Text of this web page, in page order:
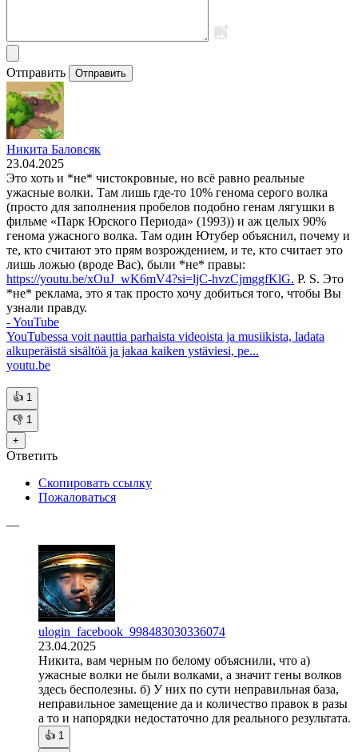
Отправить Отправить
Никита Баловсяк
23.04.2025
Это хоть и *не* чистокровные, но всë равно реальные
ужасные волки. Там лишь где-то 10% генома серого волка
(просто для заполнения пробелов подобно генам лягушки в
фильме «Парк Юрского Периода» (1993)) и аж целых 90%
генома ужасного волка. Там один Ютубер объяснил, почему и
те, кто считают это прям возрождением, и те, кто считает это
лишь ложью (вроде Вас), были *не* правы:
https://youtu.be/xOuJ_wK6mV4?si=ljC-hvzCjmggfKlG. P. S. Это
*не* реклама, это я так просто хочу добиться того, чтобы Вы
узнали правду.
- YouTube
YouTubessa voit nauttia parhaista videoista ja musiikista, ladata
alkuperäistä sisältöä ja jakaa kaiken ystäviesi, pe...
youtu.be
👍 1
👎 1
+
Ответить
Скопировать ссылку
Пожаловаться
—
ulogin_facebook_998483030336074
23.04.2025
Никита, вам черным по белому объяснили, что а)
ужасные волки не были волками, а значит гены волков
здесь бесполезны. б) У них по сути неправильная база,
неправильное замещение да и количество правок в разы
а то и напорядки недостаточно для реального результата.
👍 1